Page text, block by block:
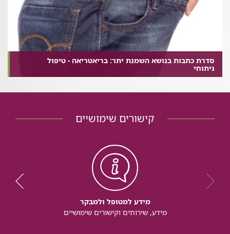
סדרת כתבות בנושא השמנת יתר: בריאטריאה - טיפול
ניתוחי
קישורים שימושיים
מידע למטופל ולמבקר
מידע, שירותים וקישורים שימושיים